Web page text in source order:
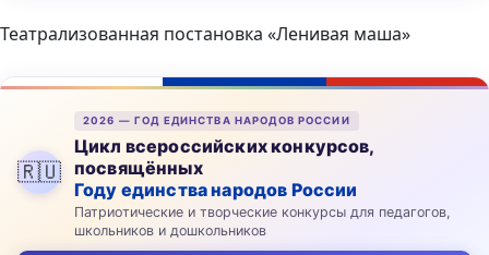
Театрализованная постановка «Ленивая маша»
🇷🇺
2026 — ГОД ЕДИНСТВА НАРОДОВ РОССИИ
Цикл всероссийских конкурсов,
посвящённых
Году единства народов России
Патриотические и творческие конкурсы для педагогов,
школьников и дошкольников